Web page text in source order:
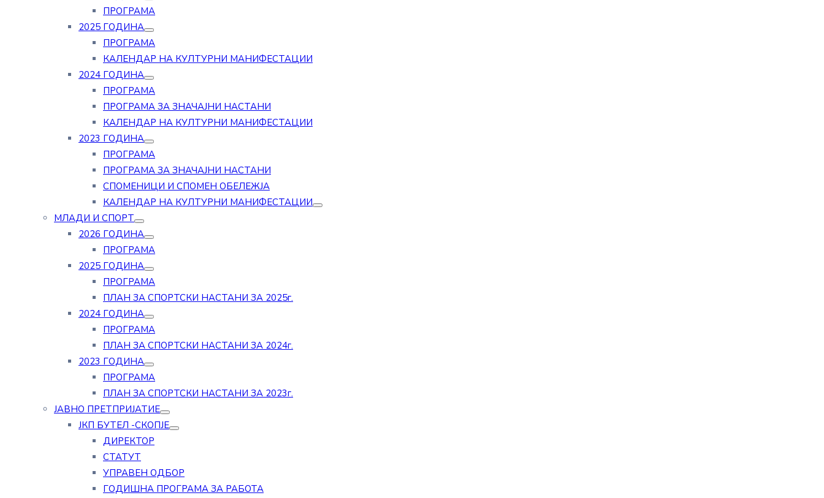
ПРОГРАМА
2025 ГОДИНА
ПРОГРАМА
КАЛЕНДАР НА КУЛТУРНИ МАНИФЕСТАЦИИ
2024 ГОДИНА
ПРОГРАМА
ПРОГРАМА ЗА ЗНАЧАЈНИ НАСТАНИ
КАЛЕНДАР НА КУЛТУРНИ МАНИФЕСТАЦИИ
2023 ГОДИНА
ПРОГРАМА
ПРОГРАМА ЗА ЗНАЧАЈНИ НАСТАНИ
СПОМЕНИЦИ И СПОМЕН ОБЕЛЕЖЈА
КАЛЕНДАР НА КУЛТУРНИ МАНИФЕСТАЦИИ
МЛАДИ И СПОРТ
2026 ГОДИНА
ПРОГРАМА
2025 ГОДИНА
ПРОГРАМА
ПЛАН ЗА СПОРТСКИ НАСТАНИ ЗА 2025г.
2024 ГОДИНА
ПРОГРАМА
ПЛАН ЗА СПОРТСКИ НАСТАНИ ЗА 2024г.
2023 ГОДИНА
ПРОГРАМА
ПЛАН ЗА СПОРТСКИ НАСТАНИ ЗА 2023г.
ЈАВНО ПРЕТПРИЈАТИЕ
ЈКП БУТЕЛ -СКОПЈЕ
ДИРЕКТОР
СТАТУТ
УПРАВЕН ОДБОР
ГОДИШНА ПРОГРАМА ЗА РАБОТА